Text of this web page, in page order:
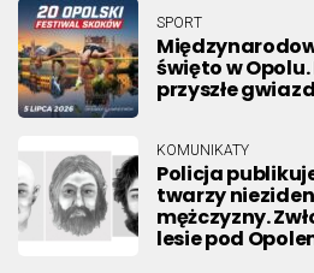
SPORT
święto w
przyszłe
KOMUNIKATY
Policja
twarzy
mężczyzny.
lesie pod